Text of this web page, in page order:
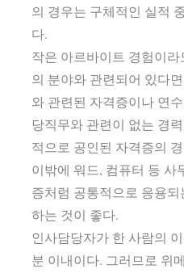
의 경우는 구체적인 실적
다.
작은 아르바이트 경험이
의 분야와 관련되어 있다
와 관련된 자격증이나 연
당직무와 관련이 없는 경
적으로 공인된 자격증의
이밖에 워드, 컴퓨터 등 사
증처럼 공통적으로 응용
하는 것이 좋다.
인사담당자가 한 사람의
분 이내이다. 그러므로 위